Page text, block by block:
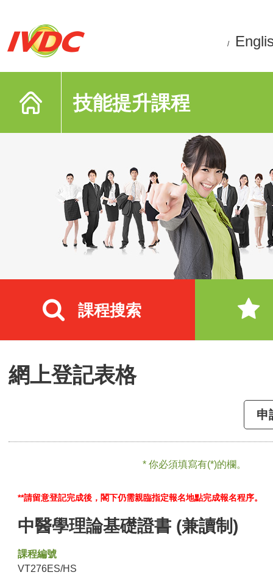
/
技能提升課程
課程搜索
網上登記表格
申
* 你必須填寫有(*)的欄。
**請留意登記完成後，閣下仍需親臨指定報名地點完成報名程序。
中醫學理論基礎證書 (兼讀制)
課程編號
VT276ES/HS